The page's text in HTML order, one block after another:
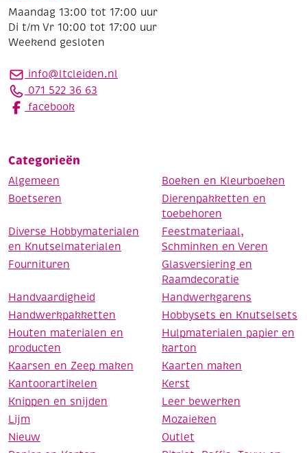
Maandag 13:00 tot 17:00 uur
Di t/m Vr 10:00 tot 17:00 uur
Weekend gesloten
info@ltcleiden.nl
071 522 36 63
facebook
Categorieën
Algemeen
Boeken en Kleurboeken
Boetseren
Dierenpakketten en
toebehoren
Diverse Hobbymaterialen
en Knutselmaterialen
Feestmateriaal,
Schminken en Veren
Fournituren
Glasversiering en
Raamdecoratie
Handvaardigheid
Handwerkgarens
Handwerkpakketten
Hobbysets en Knutselsets
Houten materialen en
producten
Hulpmaterialen papier en
karton
Kaarsen en Zeep maken
Kaarten maken
Kantoorartikelen
Kerst
Knippen en snijden
Leer bewerken
Lijm
Mozaieken
Nieuw
Outlet